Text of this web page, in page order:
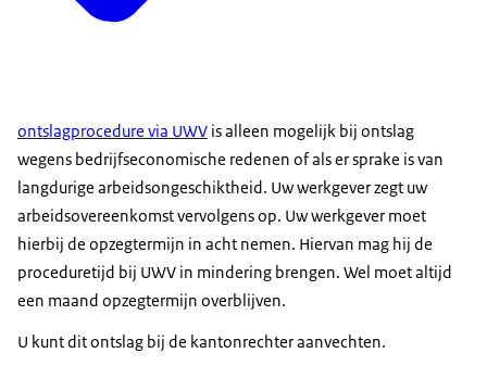
ontslagprocedure via UWV is alleen mogelijk bij ontslag
wegens bedrijfseconomische redenen of als er sprake is van
langdurige arbeidsongeschiktheid. Uw werkgever zegt uw
arbeidsovereenkomst vervolgens op. Uw werkgever moet
hierbij de opzegtermijn in acht nemen. Hiervan mag hij de
proceduretijd bij UWV in mindering brengen. Wel moet altijd
een maand opzegtermijn overblijven.
U kunt dit ontslag bij de kantonrechter aanvechten.